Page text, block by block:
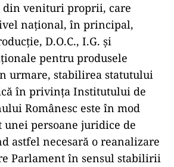
venituri proprii, care
naţional, în principal,
D.O.C., I.G. şi
pentru produsele
urmare, stabilirea statutului
în privinţa Institutului de
Românesc este în mod
persoane juridice de
astfel necesară o reanalizare
Parlament în sensul stabilirii